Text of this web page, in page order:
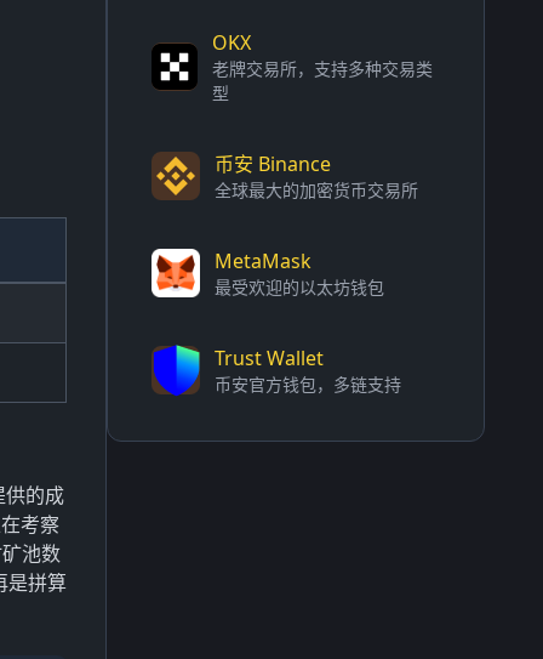
的成
考察
池数
是拼算
OKX
老牌交易所，支持多种交易类
型
币安 Binance
全球最大的加密货币交易所
MetaMask
最受欢迎的以太坊钱包
Trust Wallet
币安官方钱包，多链支持